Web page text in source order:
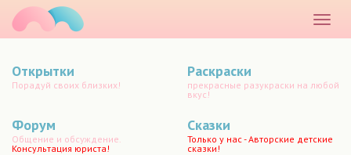
меню
Открытки
Порадуй своих близких!
Раскраски
прекрасные разукраски на любой
вкус!
Форум
Общение и обсуждение.
Консультация юриста!
Сказки
Только у нас - Авторские детские
сказки!